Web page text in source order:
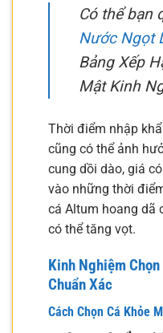
Có thể bạn
Nước Ngọt
Bảng Xếp
Mật Kinh
Thời điểm nhập
cũng có thể ảnh
cung dồi dào, giá
vào những thời
cá Altum hoang dã
có thể tăng vọt.
Kinh Nghiệm
Chuẩn Xác
Cách Chọn Cá Khỏe